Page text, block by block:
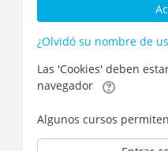
¿Olvidó su nombre de
Las 'Cookies' deben
navegador
Algunos cursos